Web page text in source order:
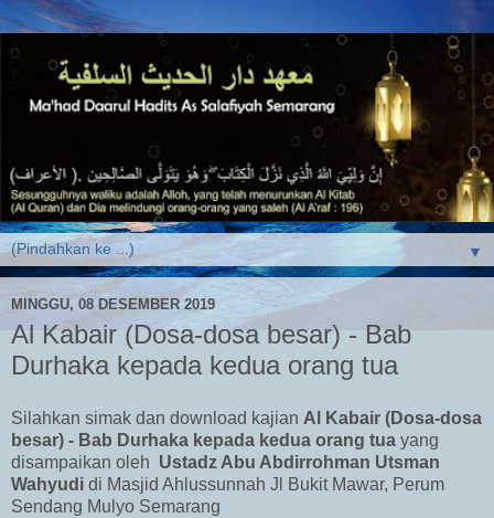
▼
MINGGU, 08 DESEMBER 2019
Al Kabair (Dosa-dosa besar) - Bab
Durhaka kepada kedua orang tua
Silahkan simak dan download kajian Al Kabair (Dosa-dosa
besar) - Bab Durhaka kepada kedua orang tua yang
disampaikan oleh Ustadz Abu Abdirrohman Utsman
Wahyudi di Masjid Ahlussunnah Jl Bukit Mawar, Perum
Sendang Mulyo Semarang